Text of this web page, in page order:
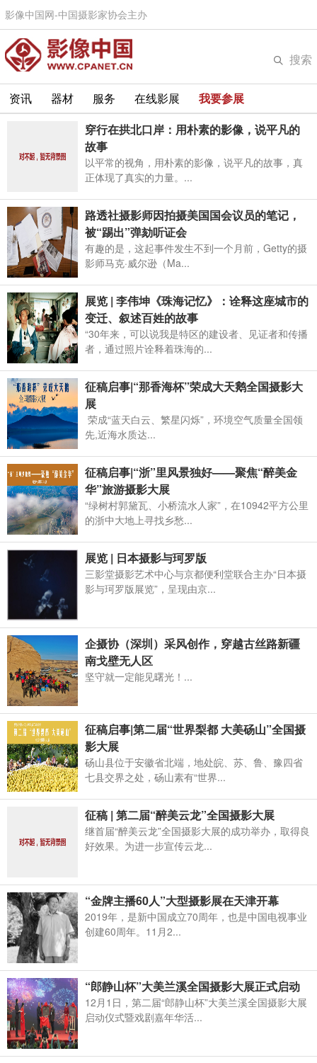
影像中国网-中国摄影家协会主办
搜索
资讯 器材 服务 在线影展
我要参展
穿行在拱北口岸：用朴素的影像，说平凡的
故事
以平常的视角，用朴素的影像，说平凡的故事，真
正体现了真实的力量。...
路透社摄影师因拍摄美国国会议员的笔记，
被“踢出”弹劾听证会
有趣的是，这起事件发生不到一个月前，Getty的摄
影师马克·威尔逊（Ma...
展览 | 李伟坤《珠海记忆》：诠释这座城市的
变迁、叙述百姓的故事
“30年来，可以说我是特区的建设者、见证者和传播
者，通过照片诠释着珠海的...
征稿启事|“那香海杯”荣成大天鹅全国摄影大
展
荣成“蓝天白云、繁星闪烁”，环境空气质量全国领
先,近海水质达...
征稿启事|“浙”里风景独好——聚焦“醉美金
华”旅游摄影大展
“绿树村郭黛瓦、小桥流水人家”，在10942平方公里
的浙中大地上寻找乡愁...
展览 | 日本摄影与珂罗版
三影堂摄影艺术中心与京都便利堂联合主办“日本摄
影与珂罗版展览”，呈现由京...
企摄协（深圳）采风创作，穿越古丝路新疆
南戈壁无人区
坚守就一定能见曙光！...
征稿启事|第二届“世界梨都 大美砀山”全国摄
影大展
砀山县位于安徽省北端，地处皖、苏、鲁、豫四省
七县交界之处，砀山素有“世界...
征稿 | 第二届“醉美云龙”全国摄影大展
继首届“醉美云龙”全国摄影大展的成功举办，取得良
好效果。为进一步宣传云龙...
“金牌主播60人”大型摄影展在天津开幕
2019年，是新中国成立70周年，也是中国电视事业
创建60周年。11月2...
“郎静山杯”大美兰溪全国摄影大展正式启动
12月1日，第二届“郎静山杯”大美兰溪全国摄影大展
启动仪式暨戏剧嘉年华活...